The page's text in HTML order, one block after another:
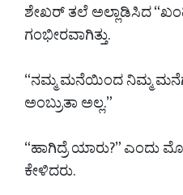
ಶೇಖರ್ ತಲೆ ಅಲ್ಲಾಡಿಸಿದ
ಗಂಭೀರವಾಗಿತ್ತು.
“ನಮ್ಮ ಮನೆಯಿಂದ ನಿಮ್ಮ ಮನೆಗೆ
ಅಂಬ್ರುತಾ ಅಲ್ಲ.”
“ಹಾಗಿದ್ರೆ ಯಾರು?”
ಕೇಳಿದರು.